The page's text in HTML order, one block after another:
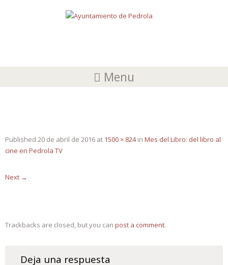
Menu
Published 20 de abril de 2016 at 1500 × 824in Mes del Libro: del libro al
cine en Pedrola TV
Next →
Trackbacks are closed, but you can post a comment.
Deja una respuesta